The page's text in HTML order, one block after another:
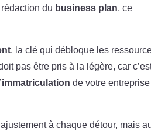
du business plan, ce
, la clé qui débloque les
pas être pris à la légère, car
immatriculation de votre entreprise
à chaque détour, mais